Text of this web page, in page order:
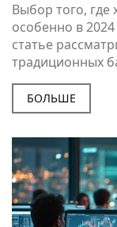
Выбор того, где
особенно в
статье
традиционных
инвестиций в
сбережения и
предлагаются
Понимание
принять более
БОЛЬШЕ